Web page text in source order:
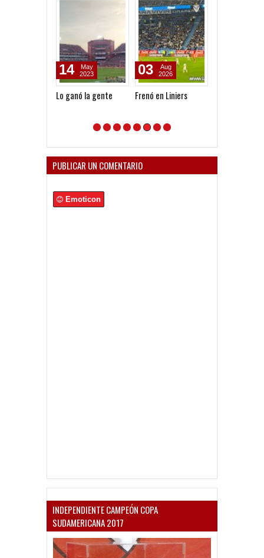
Lo ganó la gente
14
May
2023
Frenó en Liniers
03
Aug
2026
PUBLICAR UN COMENTARIO
Emoticon
INDEPENDIENTE CAMPEÓN COPA
SUDAMERICANA 2017